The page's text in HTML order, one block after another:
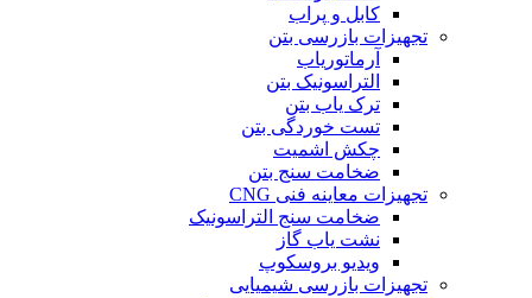
کابل و پراب
تجهیزات بازرسی بتن
آرماتوریاب
التراسونیک بتن
ترک یاب بتن
تست خوردگی بتن
چکش اشمیت
ضخامت سنج بتن
تجهیزات معاینه فنی CNG
ضخامت سنج التراسونیک
نشت یاب گاز
ویدیو بروسکوپ
تجهیزات بازرسی شیمیایی